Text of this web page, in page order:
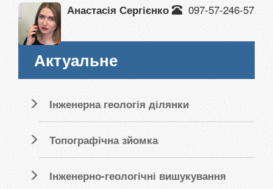
Анастасія Сергієнко 097-57-246-57
Актуальне
Інженерна геологія ділянки
Топографічна зйомка
Інженерно-геологічні вишукування